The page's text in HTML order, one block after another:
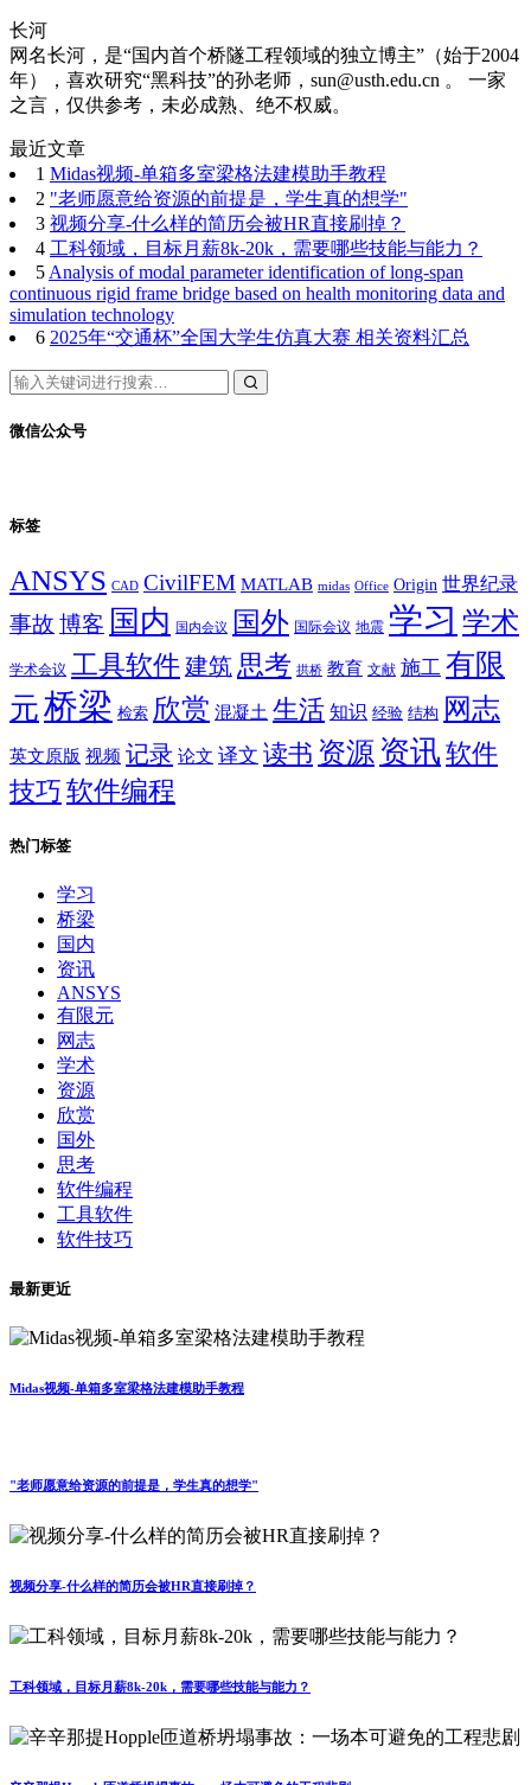
长河
网名长河，是“国内首个桥隧工程领域的独立博主”（始于2004
年），喜欢研究“黑科技”的孙老师，sun@usth.edu.cn 。 一家
之言，仅供参考，未必成熟、绝不权威。
最近文章
1 Midas视频-单箱多室梁格法建模助手教程
2 "老师愿意给资源的前提是，学生真的想学"
3 视频分享-什么样的简历会被HR直接刷掉？
4 工科领域，目标月薪8k-20k，需要哪些技能与能力？
5 Analysis of modal parameter identification of long-span
continuous rigid frame bridge based on health monitoring data and
simulation technology
6 2025年“交通杯”全国大学生仿真大赛 相关资料汇总
微信公众号
标签
ANSYS CAD CivilFEM MATLAB midas Office Origin 世界纪录
事故 博客 国内 国内会议 国外 国际会议 地震 学习 学术
学术会议 工具软件建筑 思考 拱桥 教育 文献 施工 有限
元桥梁 检索 欣赏 混凝土 生活 知识 经验 结构 网志
英文原版 视频 记录 论文 译文 读书 资源 资讯 软件
技巧 软件编程
热门标签
学习
桥梁
国内
资讯
ANSYS
有限元
网志
学术
资源
欣赏
国外
思考
软件编程
工具软件
软件技巧
最新更近
Midas视频-单箱多室梁格法建模助手教程
"老师愿意给资源的前提是，学生真的想学"
视频分享-什么样的简历会被HR直接刷掉？
工科领域，目标月薪8k-20k，需要哪些技能与能力？